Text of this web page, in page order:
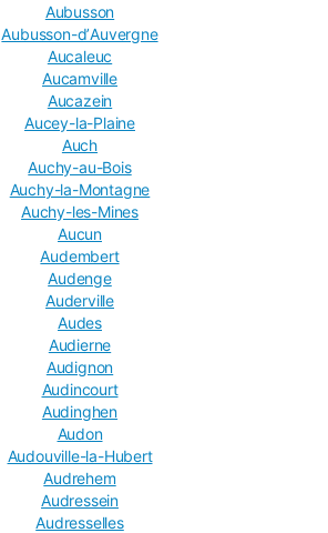
Aubusson
Aubusson-dʼAuvergne
Aucaleuc
Aucamville
Aucazein
Aucey-la-Plaine
Auch
Auchy-au-Bois
Auchy-la-Montagne
Auchy-les-Mines
Aucun
Audembert
Audenge
Auderville
Audes
Audierne
Audignon
Audincourt
Audinghen
Audon
Audouville-la-Hubert
Audrehem
Audressein
Audresselles